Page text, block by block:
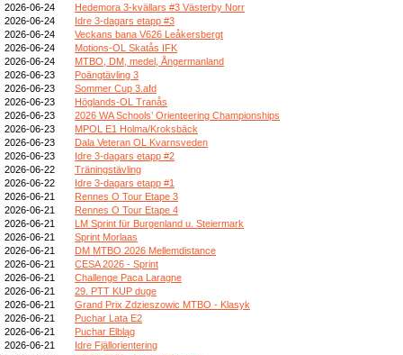
2026-06-24
Hedemora 3-kvällars #3 Västerby Norr
2026-06-24
Idre 3-dagars etapp #3
2026-06-24
Veckans bana V626 Leåkersbergt
2026-06-24
Motions-OL Skatås IFK
2026-06-24
MTBO, DM, medel, Ångermanland
2026-06-23
Poängtävling 3
2026-06-23
Sommer Cup 3.afd
2026-06-23
Höglands-OL Tranås
2026-06-23
2026 WA Schools’ Orienteering Championships
2026-06-23
MPOL E1 Holma/Kroksbäck
2026-06-23
Dala Veteran OL Kvarnsveden
2026-06-23
Idre 3-dagars etapp #2
2026-06-22
Träningstävling
2026-06-22
Idre 3-dagars etapp #1
2026-06-21
Rennes O Tour Etape 3
2026-06-21
Rennes O Tour Etape 4
2026-06-21
LM Sprint für Burgenland u. Steiermark
2026-06-21
Sprint Morlaas
2026-06-21
DM MTBO 2026 Mellemdistance
2026-06-21
CESA 2026 - Sprint
2026-06-21
Challenge Paca Laragne
2026-06-21
29. PTT KUP duge
2026-06-21
Grand Prix Zdzieszowic MTBO - Klasyk
2026-06-21
Puchar Lata E2
2026-06-21
Puchar Elbląg
2026-06-21
Idre Fjällorientering